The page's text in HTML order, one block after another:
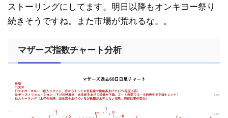
ストーリングにしてます。明日以降もオンキヨー祭り
続きそうですね。また市場が荒れるな。。
マザーズ指数チャート分析